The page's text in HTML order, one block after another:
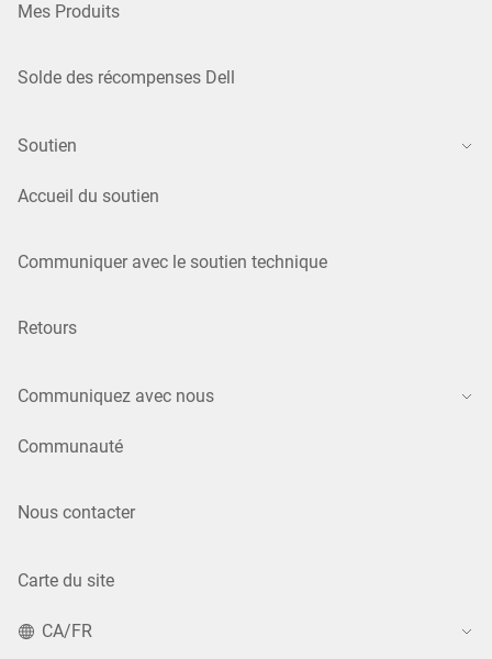
Mes Produits
Solde des récompenses Dell
Soutien
Accueil du soutien
Communiquer avec le soutien technique
Retours
Communiquez avec nous
Communauté
Nous contacter
Carte du site
CA/FR